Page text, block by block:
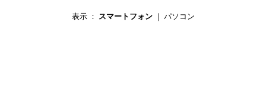
表示 ： スマートフォン｜ パソコン